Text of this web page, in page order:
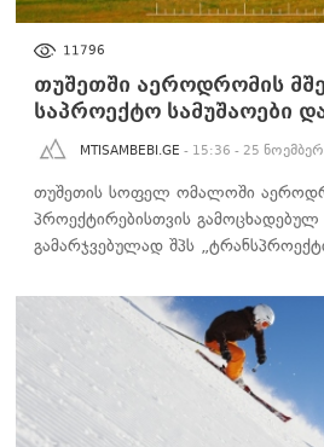
11796
თუშეთში აეროდრომის
საპროექტო სამუშაოები
MTISAMBEBI.GE - 15:36 - 25
თუშეთის სოფელ ომალოში
პროექტირებისთვის გამოცხადებულ
გამარჯვებულად შპს